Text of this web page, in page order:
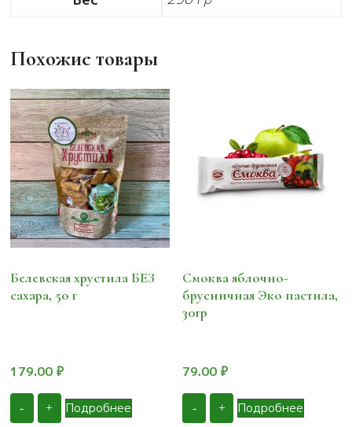
Похожие товары
Белевская хрустила БЕЗ
сахара, 50 г
179.00 ₽
- + Подробнее
Смоква яблочно-
брусничная Эко пастила,
30гр
79.00₽
- + Подробнее